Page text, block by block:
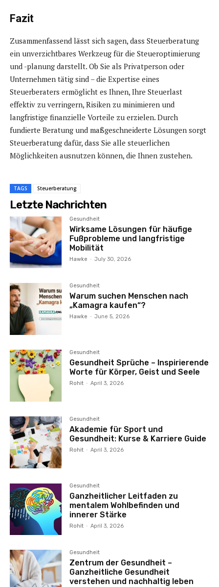
Fazit
Zusammenfassend lässt sich sagen, dass Steuerberatung
ein unverzichtbares Werkzeug für die Steueroptimierung
und -planung darstellt. Ob Sie als Privatperson oder
Unternehmen tätig sind – die Expertise eines
Steuerberaters ermöglicht es Ihnen, Ihre Steuerlast
effektiv zu verringern, Risiken zu minimieren und
langfristige finanzielle Vorteile zu erzielen. Durch
fundierte Beratung und maßgeschneiderte Lösungen sorgt
Steuerberatung dafür, dass Sie alle steuerlichen
Möglichkeiten ausnutzen können, die Ihnen zustehen.
TAGS Steuerberatung
Letzte Nachrichten
Gesundheit
Wirksame Lösungen für häufige
Fußprobleme und langfristige
Mobilität
Hawke - July 30, 2026
Gesundheit
Warum suchen Menschen nach
„Kamagra kaufen“?
Hawke - June 5, 2026
Gesundheit
Gesundheit Sprüche – Inspirierende
Worte für Körper, Geist und Seele
Rohit - April 3, 2026
Gesundheit
Akademie für Sport und
Gesundheit: Kurse & Karriere Guide
Rohit - April 3, 2026
Gesundheit
Ganzheitlicher Leitfaden zu
mentalem Wohlbefinden und
innerer Stärke
Rohit - April 3, 2026
Gesundheit
Zentrum der Gesundheit –
Ganzheitliche Gesundheit
verstehen und nachhaltig leben